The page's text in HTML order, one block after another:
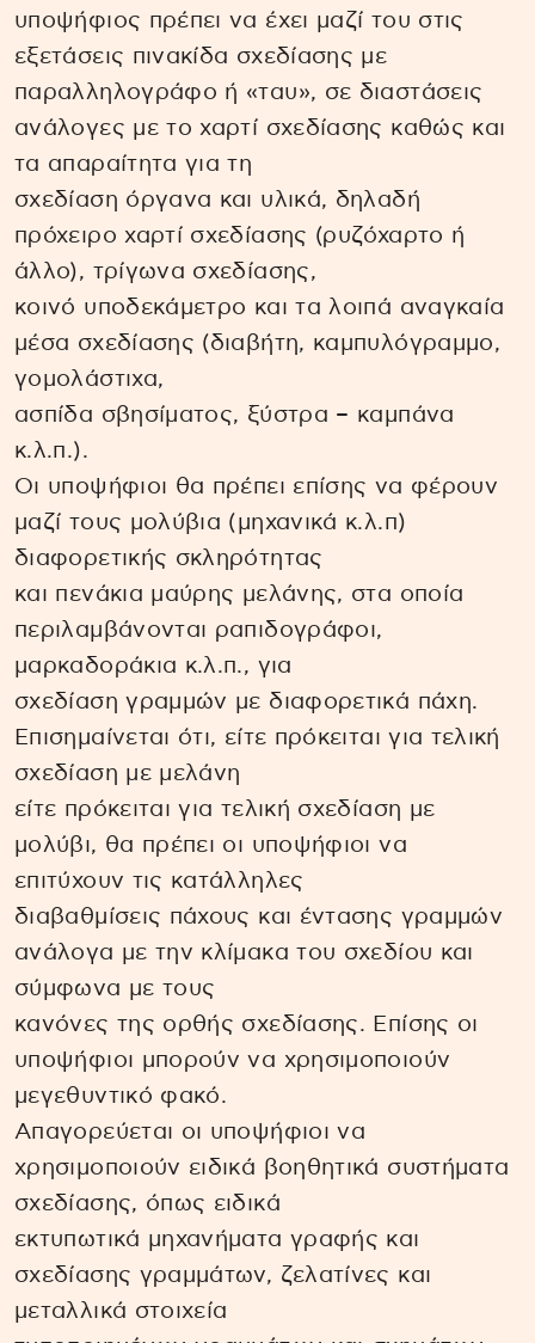
υποψήφιος πρέπει να έχει μαζί του στις
εξετάσεις πινακίδα σχεδίασης με
παραλληλογράφο ή «ταυ», σε διαστάσεις
ανάλογες με το χαρτί σχεδίασης καθώς και
τα απαραίτητα για τη
σχεδίαση όργανα και υλικά, δηλαδή
πρόχειρο χαρτί σχεδίασης (ρυζόχαρτο ή
άλλο), τρίγωνα σχεδίασης,
κοινό υποδεκάμετρο και τα λοιπά αναγκαία
μέσα σχεδίασης (διαβήτη, καμπυλόγραμμο,
γομολάστιχα,
ασπίδα σβησίματος, ξύστρα – καμπάνα
κ.λ.π.).
Οι υποψήφιοι θα πρέπει επίσης να φέρουν
μαζί τους μολύβια (μηχανικά κ.λ.π)
διαφορετικής σκληρότητας
και πενάκια μαύρης μελάνης, στα οποία
περιλαμβάνονται ραπιδογράφοι,
μαρκαδοράκια κ.λ.π., για
σχεδίαση γραμμών με διαφορετικά πάχη.
Επισημαίνεται ότι, είτε πρόκειται για τελική
σχεδίαση με μελάνη
είτε πρόκειται για τελική σχεδίαση με
μολύβι, θα πρέπει οι υποψήφιοι να
επιτύχουν τις κατάλληλες
διαβαθμίσεις πάχους και έντασης γραμμών
ανάλογα με την κλίμακα του σχεδίου και
σύμφωνα με τους
κανόνες της ορθής σχεδίασης. Επίσης οι
υποψήφιοι μπορούν να χρησιμοποιούν
μεγεθυντικό φακό.
Απαγορεύεται οι υποψήφιοι να
χρησιμοποιούν ειδικά βοηθητικά συστήματα
σχεδίασης, όπως ειδικά
εκτυπωτικά μηχανήματα γραφής και
σχεδίασης γραμμάτων, ζελατίνες και
μεταλλικά στοιχεία